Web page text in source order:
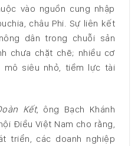
vào nguồn cung nhập
châu Phi. Sự liên kết
dân trong chuỗi sản
chưa chặt chẽ; nhiều cơ
siêu nhỏ, tiềm lực tài
Kết, ông Bạch Khánh
Điều Việt Nam cho rằng,
triển, các doanh nghiệp